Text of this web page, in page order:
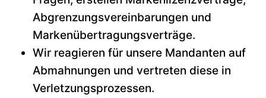
Abgrenzungsvereinbarungen und
Markenübertragungsverträge.
Wir reagieren für unsere Mandanten auf
Abmahnungen und vertreten diese in
Verletzungsprozessen.